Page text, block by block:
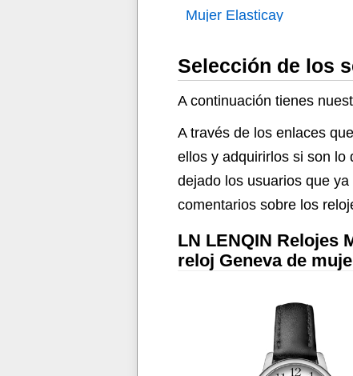
Mujer Elasticay
Acero Inoxidable
Selección de los
A continuación tienes
A través de los enlaces
ellos y adquirirlos si son lo
dejado los usuarios que
comentarios sobre los
LN LENQIN Relojes
reloj Geneva de